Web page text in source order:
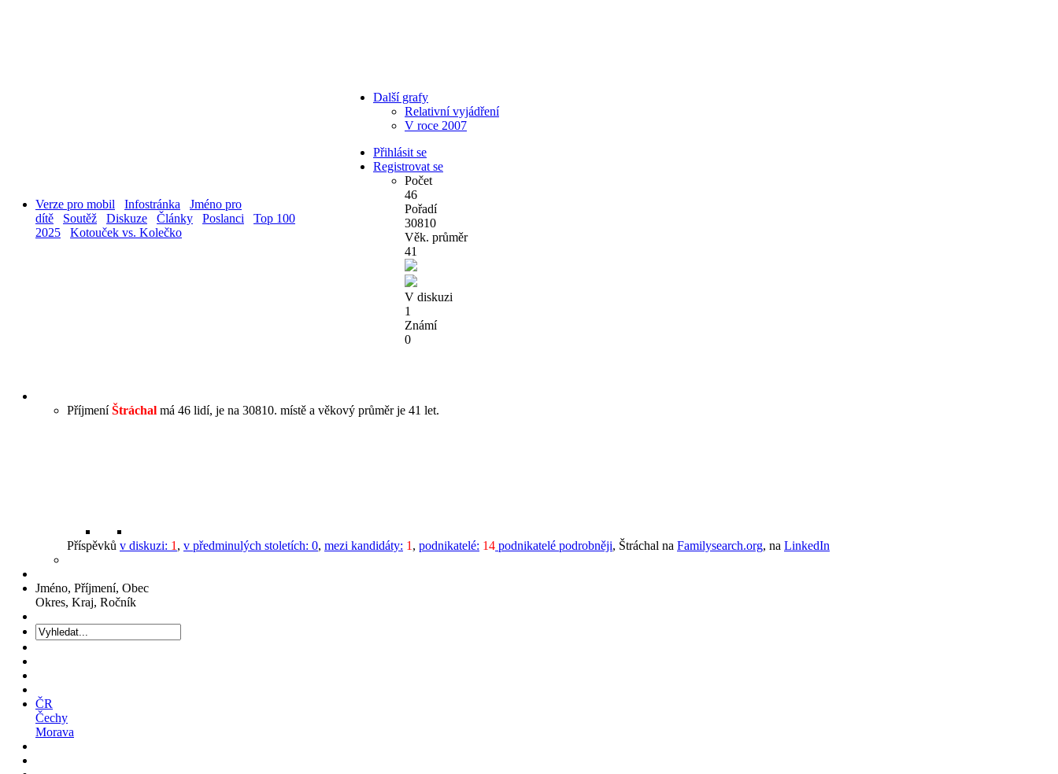
Verze pro mobil Infostránka
Jméno pro
dítě
Soutěž Diskuze Články Poslanci
Top 100
2025
Kotouček vs. Kolečko
Další grafy
Relativní vyjádření
V roce 2007
Přihlásit se
Registrovat se
Počet
46
Pořadí
30810
Věk. průměr
41
V diskuzi
1
Známí
0
PříjmeníŠtráchal má 46 lidí, je na 30810. místě a věkový průměr je 41 let.
Příspěvků v diskuzi: 1 , v předminulých stoletích: 0, mezi kandidáty: 1 , podnikatelé: 14 podnikatelé podrobněji, Štráchal na Familysearch.org, na LinkedIn
Jméno, Příjmení, Obec
Okres, Kraj, Ročník
ČR
Čechy
Morava